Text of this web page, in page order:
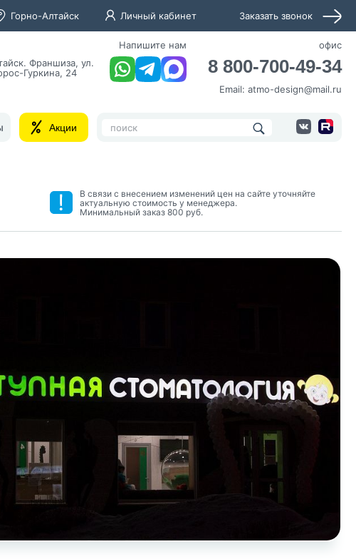
Горно-Алтайск Личный кабинет Заказать звонок
Франшиза, ул.
Гуркина, 24
Напишите нам офис
8 800-700-49-34
Email: atmo-design@mail.ru
Акции
В связи с внесением изменений цен на сайте уточняйте
актуальную стоимость у менеджера.
Минимальный заказ 800 руб.
рассылок